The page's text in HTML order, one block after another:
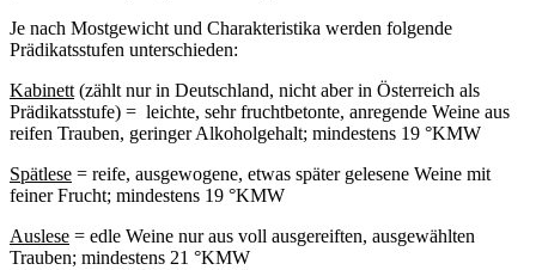
Je nach Mostgewicht und Charakteristika werden folgende
Prädikatsstufen unterschieden:
Kabinett (zählt nur in Deutschland, nicht aber in Österreich als
Prädikatsstufe) = leichte, sehr fruchtbetonte, anregende Weine aus
reifen Trauben, geringer Alkoholgehalt; mindestens 19 °KMW
Spätlese = reife, ausgewogene, etwas später gelesene Weine mit
feiner Frucht; mindestens 19 °KMW
Auslese = edle Weine nur aus voll ausgereiften, ausgewählten
Trauben; mindestens 21 °KMW